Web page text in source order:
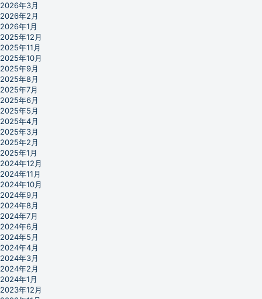
2026年3月
2026年2月
2026年1月
2025年12月
2025年11月
2025年10月
2025年9月
2025年8月
2025年7月
2025年6月
2025年5月
2025年4月
2025年3月
2025年2月
2025年1月
2024年12月
2024年11月
2024年10月
2024年9月
2024年8月
2024年7月
2024年6月
2024年5月
2024年4月
2024年3月
2024年2月
2024年1月
2023年12月